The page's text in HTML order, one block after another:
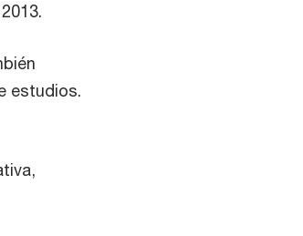
estudios.